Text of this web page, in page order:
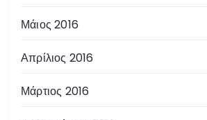
Μάιος 2016
Απρίλιος 2016
Μάρτιος 2016